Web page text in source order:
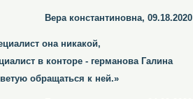
Вера константиновна, 09.18.2020
она никакой,
в конторе - германова Галина
обращаться к ней.»